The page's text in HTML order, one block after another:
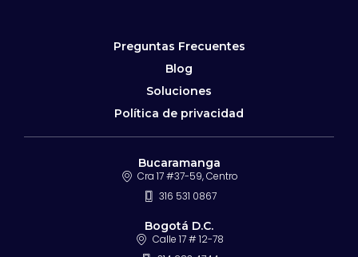
Preguntas Frecuentes
Blog
Soluciones
Política de privacidad
Bucaramanga
Cra 17 #37-59, Centro
316 531 0867
Bogotá D.C.
Calle 17 # 12-78